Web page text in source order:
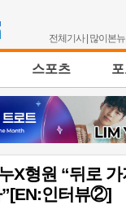
전체기사| 많이본
스포츠
X형원 “뒤로 가
”[EN:인터뷰②]